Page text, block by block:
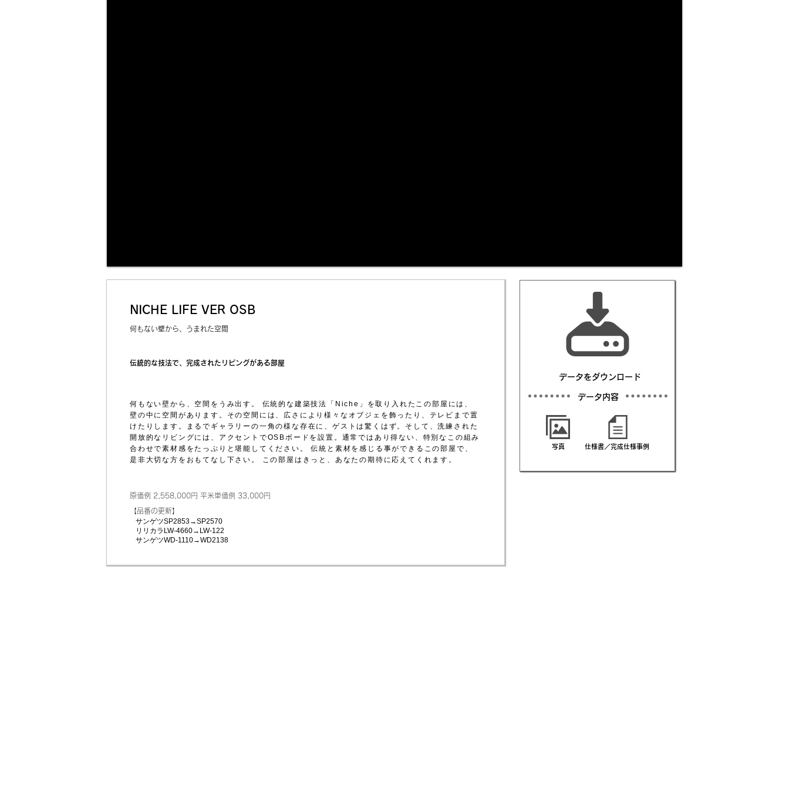
NICHE LIFE VER OSB
何もない壁から、うまれた空間
伝統的な技法で、完成されたリビングがある部屋
何もない壁から、空間をうみ出す。 伝統的な建築技法「Niche」を取り入れたこの部屋には、
壁の中に空間があります。その空間には、広さにより様々なオブジェを飾ったり、テレビまで置
けたりします。まるでギャラリーの一角の様な存在に、ゲストは驚くはず。そして、洗練された
開放的なリビングには、アクセントでOSBボードを設置。通常ではあり得ない、特別なこの組み
合わせで素材感をたっぷりと堪能してください。 伝統と素材を感じる事ができるこの部屋で、
是非大切な方をおもてなし下さい。 この部屋はきっと、あなたの期待に応えてくれます。
原価例 2,558,000円 平米単価例 33,000円
​【品番の更新】
サンゲツSP2853→SP2570
リリカラLW-4660→LW-122
サンゲツWD-1110→WD2138
​データをダウンロード
写真 仕様書／完成仕様事例
​データ内容